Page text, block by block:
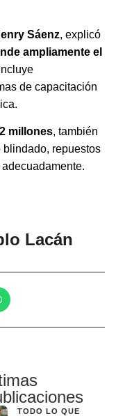
Sáenz, explicó
ampliamente el
de capacitación
millones, también
repuestos
Lacán
TODO LO QUE